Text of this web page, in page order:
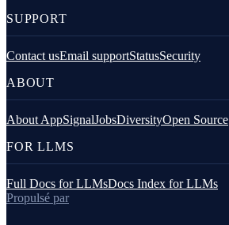
SUPPORT
Contact usEmail supportStatusSecurity
ABOUT
About AppSignalJobsDiversityOpen Source
FOR LLMS
Full Docs for LLMsDocs Index for LLMs
Propulsé par